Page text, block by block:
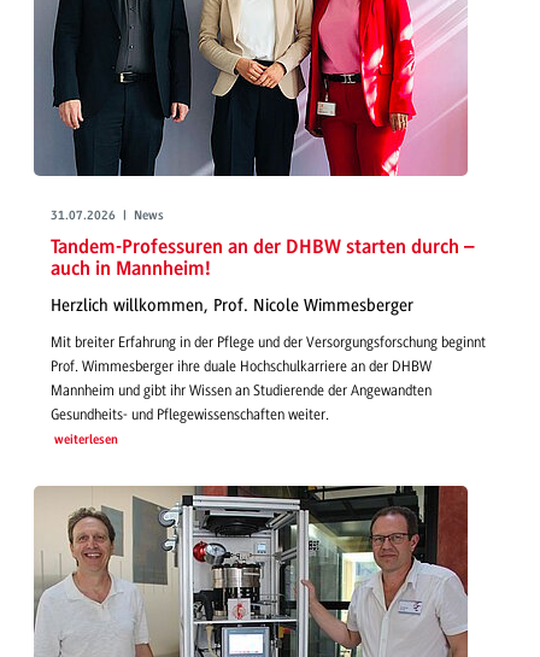
31.07.2026 | News
Tandem-Professuren an der DHBW starten durch –
auch in Mannheim!
Herzlich willkommen, Prof. Nicole Wimmesberger
Mit breiter Erfahrung in der Pflege und der Versorgungsforschung beginnt
Prof. Wimmesberger ihre duale Hochschulkarriere an der DHBW
Mannheim und gibt ihr Wissen an Studierende der Angewandten
Gesundheits- und Pflegewissenschaften weiter.
weiterlesen